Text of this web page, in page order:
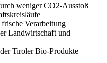
weniger CO2-Ausstoß
Verarbeitung
Landwirtschaft und
Tiroler Bio-Produkte